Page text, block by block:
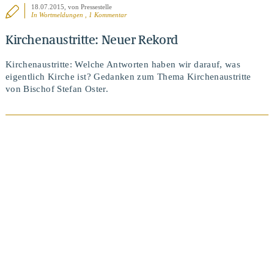
18.07.2015 , von Pressestelle
InWortmeldungen , 1 Kommentar
Kirchenaustritte: Neuer Rekord
Kirchenaustritte: Welche Antworten haben wir darauf, was
eigentlich Kirche ist? Gedanken zum Thema Kirchenaustritte
von Bischof Stefan Oster.